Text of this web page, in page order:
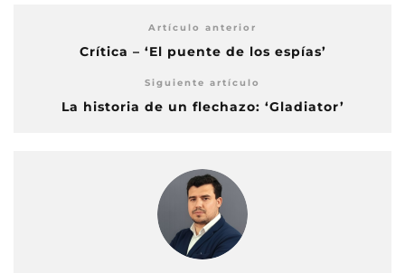
Artículo anterior
Crítica – ‘El puente de los espías’
Siguiente artículo
La historia de un flechazo: ‘Gladiator’